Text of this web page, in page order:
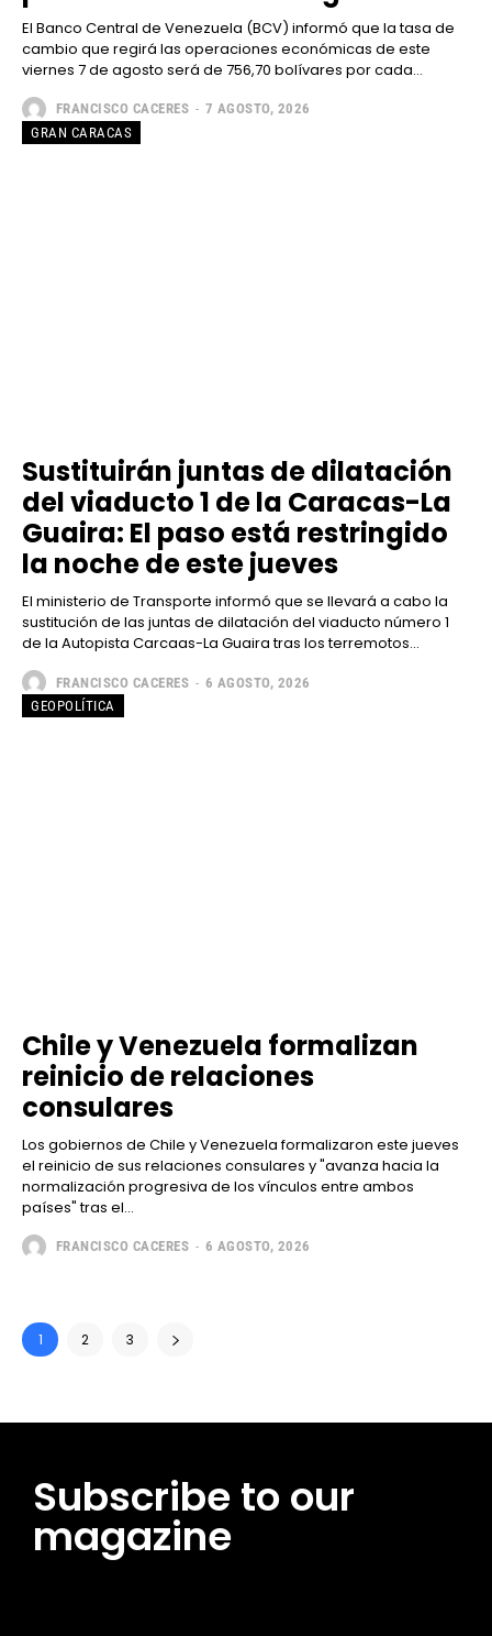
El Banco Central de Venezuela (BCV) informó que la tasa de
cambio que regirá las operaciones económicas de este
viernes 7 de agosto será de 756,70 bolívares por cada...
FRANCISCO CACERES - 7 AGOSTO, 2026
GRAN CARACAS
Sustituirán juntas de dilatación
del viaducto 1 de la Caracas-La
Guaira: El paso está restringido
la noche de este jueves
El ministerio de Transporte informó que se llevará a cabo la
sustitución de las juntas de dilatación del viaducto número 1
de la Autopista Carcaas-La Guaira tras los terremotos...
FRANCISCO CACERES - 6 AGOSTO, 2026
GEOPOLÍTICA
Chile y Venezuela formalizan
reinicio de relaciones
consulares
Los gobiernos de Chile y Venezuela formalizaron este jueves
el reinicio de sus relaciones consulares y "avanza hacia la
normalización progresiva de los vínculos entre ambos
países" tras el...
FRANCISCO CACERES - 6 AGOSTO, 2026
1 2 3
Subscribe to our
magazine